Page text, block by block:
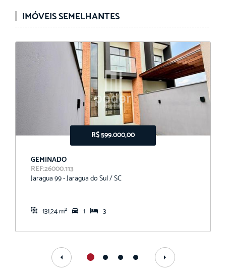
IMÓVEIS SEMELHANTES
R$ 599.000,00
GEMINADO
REF:26000.113
Jaragua 99 - Jaragua do Sul / SC
131,24 m² 1 3